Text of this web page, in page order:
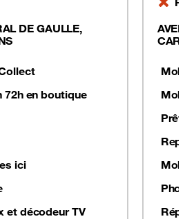
DE GAULLE,
en boutique
ici
et décodeur TV